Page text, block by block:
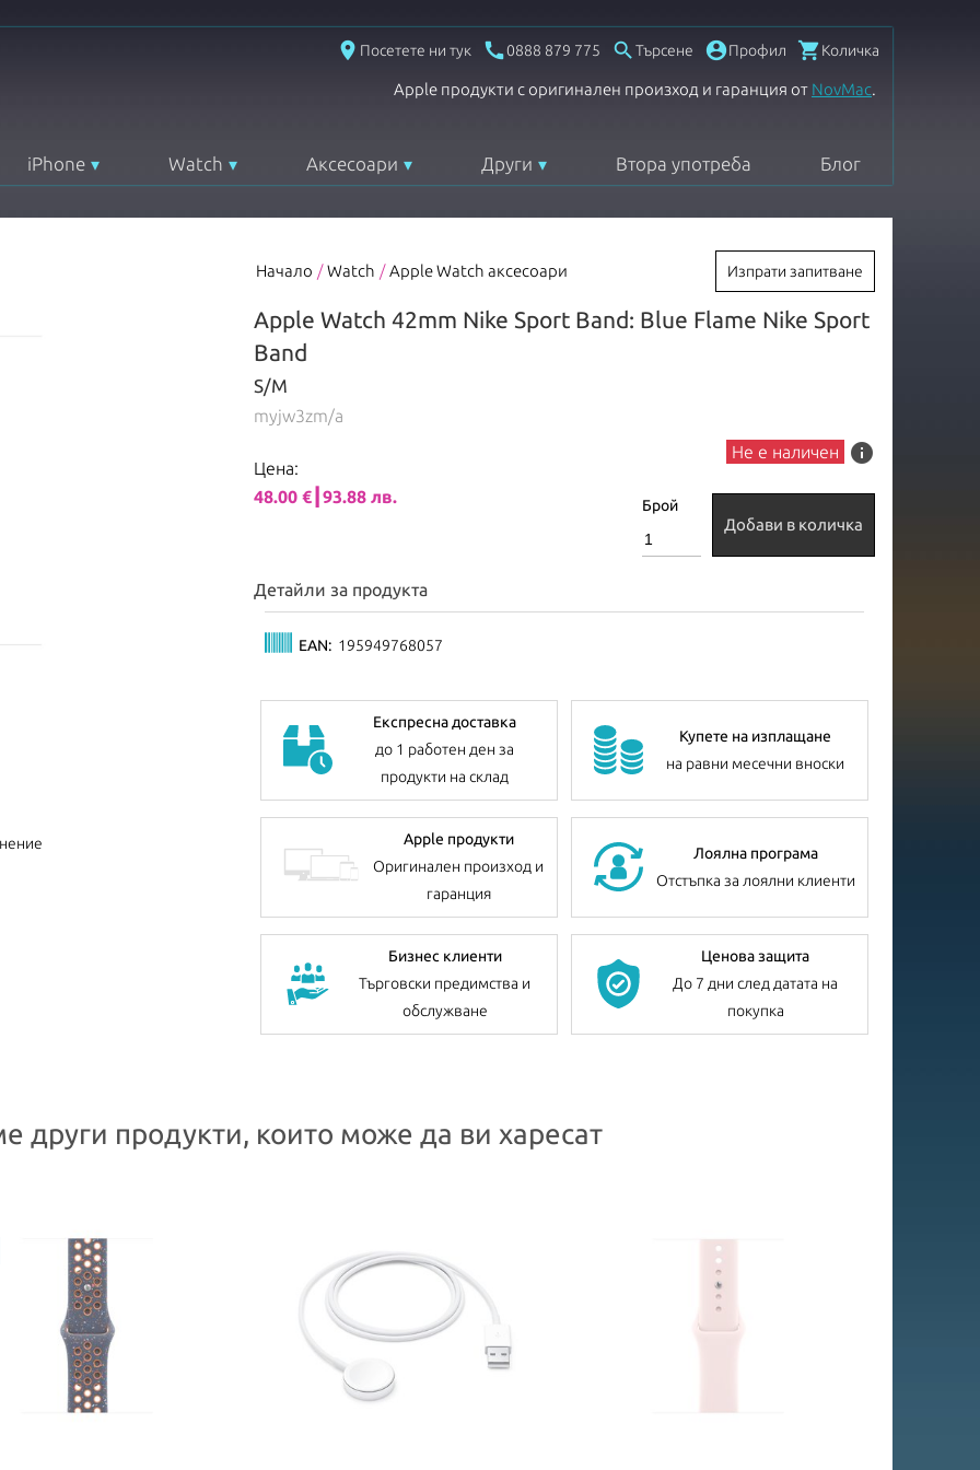
place Посетете ни тук 0888 879 775  Търсене Профил Количка
Apple продукти с оригинален произход и гаранция от NovMac.
iPhone Watch Аксесоари Други Втора употреба Блог
Начало / Watch / Apple Watch аксесоари Изпрати запитване
Apple Watch 42mm Nike Sport Band: Blue Flame Nike Sport
Band
S/M
myjw3zm/a
Цена:
48.00 €┃93.88 лв.
Не е наличен info
Брой
Добави в количка
Детайли за продукта
EAN: 195949768057
Експресна доставка
до 1 работен ден за
продукти на склад
Купете на изплащане
на равни месечни вноски
Apple продукти
Оригинален произход и
гаранция
Лоялна програма
Отстъпка за лоялни клиенти
Бизнес клиенти
Търговски предимства и
обслужване
Ценова защита
До 7 дни след датата на
покупка
други продукти, които може да ви харесат